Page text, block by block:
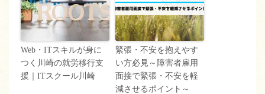
Web・ITスキルが身に
つく川崎の就労移行支
援｜ITスクール川崎
緊張・不安を抱えやす
い方必見～障害者雇用
面接で緊張・不安を軽
減させるポイント～